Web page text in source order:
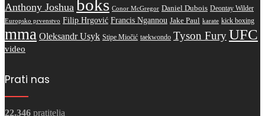
Anthony Joshua boks Conor McGregor Daniel Dubois Deontay Wilder
Europsko prvenstvo Filip Hrgović Francis Ngannou Jake Paul karate kick boxing
mma Oleksandr Usyk Stipe Miočić taekwondo Tyson FuryUFC
video
Prati nas
22.346 pratitelja